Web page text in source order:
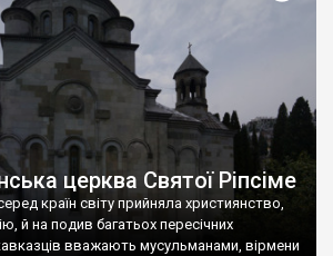
церква Святої Ріпсіме
країн світу прийняла християнство,
й на подив багатьох пересічних
кавказців вважають мусульманами, вірмени